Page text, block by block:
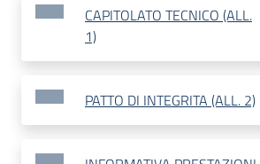
CAPITOLATO TECNICO (ALL.
1)
PATTO DI INTEGRITA (ALL. 2)